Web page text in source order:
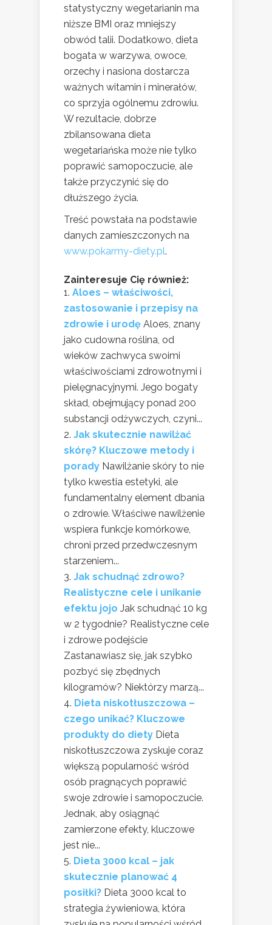
statystyczny wegetarianin ma
niższe BMI oraz mniejszy
obwód talii. Dodatkowo, dieta
bogata w warzywa, owoce,
orzechy i nasiona dostarcza
ważnych witamin i minerałów,
co sprzyja ogólnemu zdrowiu.
W rezultacie, dobrze
zbilansowana dieta
wegetariańska może nie tylko
poprawić samopoczucie, ale
także przyczynić się do
dłuższego życia.
Treść powstała na podstawie
danych zamieszczonych na
www.pokarmy-diety.pl.
Zainteresuje Cię również:
Aloes – właściwości,
zastosowanie i przepisy na
zdrowie i urodę Aloes, znany
jako cudowna roślina, od
wieków zachwyca swoimi
właściwościami zdrowotnymi i
pielęgnacyjnymi. Jego bogaty
skład, obejmujący ponad 200
substancji odżywczych, czyni...
Jak skutecznie nawilżać
skórę? Kluczowe metody i
porady Nawilżanie skóry to nie
tylko kwestia estetyki, ale
fundamentalny element dbania
o zdrowie. Właściwe nawilżenie
wspiera funkcje komórkowe,
chroni przed przedwczesnym
starzeniem...
Jak schudnąć zdrowo?
Realistyczne cele i unikanie
efektu jojo Jak schudnąć 10 kg
w 2 tygodnie? Realistyczne cele
i zdrowe podejście
Zastanawiasz się, jak szybko
pozbyć się zbędnych
kilogramów? Niektórzy marzą...
Dieta niskotłuszczowa –
czego unikać? Kluczowe
produkty do diety Dieta
niskotłuszczowa zyskuje coraz
większą popularność wśród
osób pragnących poprawić
swoje zdrowie i samopoczucie.
Jednak, aby osiągnąć
zamierzone efekty, kluczowe
jest nie...
Dieta 3000 kcal – jak
skutecznie planować 4
posiłki? Dieta 3000 kcal to
strategia żywieniowa, która